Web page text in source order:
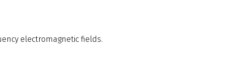
electromagnetic fields.